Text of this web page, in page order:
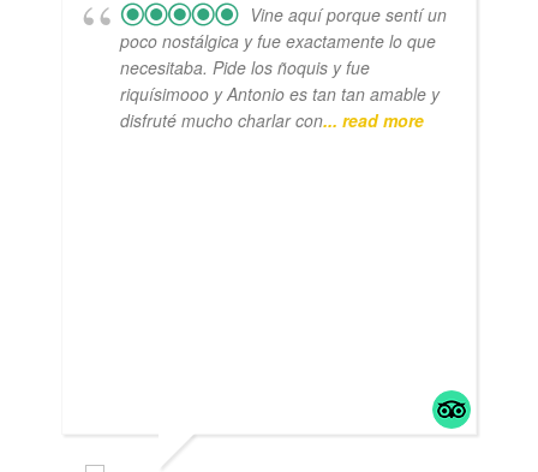
Vine aquí porque sentí un
poco nostálgica y fue exactamente lo que
necesitaba. Pide los ñoquis y fue
riquísimooo y Antonio es tan tan amable y
disfruté mucho charlar con... read more